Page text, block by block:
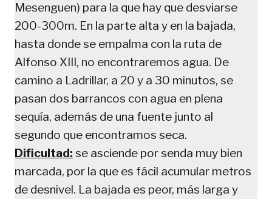
Mesenguen) para la que hay que desviarse
200-300m. En la parte alta y en la bajada,
hasta donde se empalma con la ruta de
Alfonso XIII, no encontraremos agua. De
camino a Ladrillar, a 20 y a 30 minutos, se
pasan dos barrancos con agua en plena
sequía, además de una fuente junto al
segundo que encontramos seca.
Dificultad: se asciende por senda muy bien
marcada, por la que es fácil acumular metros
de desnivel. La bajada es peor, más larga y